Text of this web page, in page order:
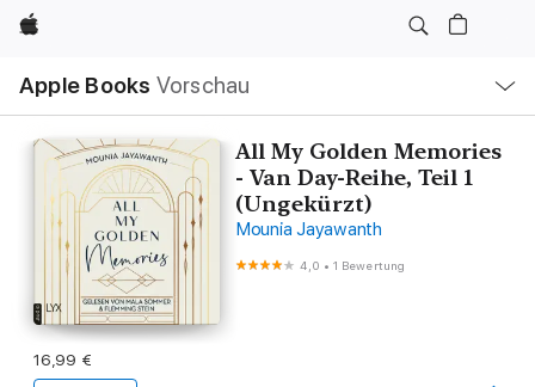
Apple
Apple Books Vorschau
Navigation
Menü
öffnen
All My Golden Memories
- Van Day-Reihe, Teil 1
(Ungekürzt)
Mounia Jayawanth
4,0 •1 Bewertung
16,99 €